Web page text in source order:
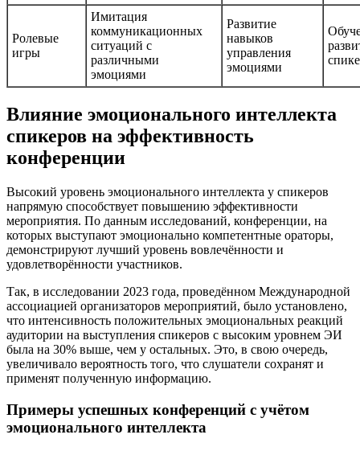
Ролевые
игры
Имитация
коммуникационных
ситуаций с
различными
эмоциями
Развитие
навыков
управления
эмоциями
Влияние эмоционального интеллекта
спикеров на эффективность
конференции
Высокий уровень эмоционального интеллекта у спикеров
напрямую способствует повышению эффективности
мероприятия. По данным исследований, конференции, на
которых выступают эмоционально компетентные ораторы,
демонстрируют лучший уровень вовлечённости и
удовлетворённости участников.
Так, в исследовании 2023 года, проведённом Международной
ассоциацией организаторов мероприятий, было установлено,
что интенсивность положительных эмоциональных реакций
аудитории на выступления спикеров с высоким уровнем ЭИ
была на 30% выше, чем у остальных. Это, в свою очередь,
увеличивало вероятность того, что слушатели сохранят и
применят полученную информацию.
Примеры успешных конференций с учётом
эмоционального интеллекта